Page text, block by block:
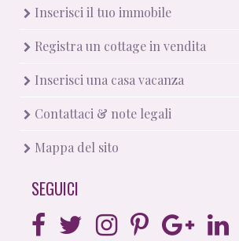
Inserisci il tuo immobile
Registra un cottage in vendita
Inserisci una casa vacanza
Contattaci & note legali
Mappa del sito
SEGUICI